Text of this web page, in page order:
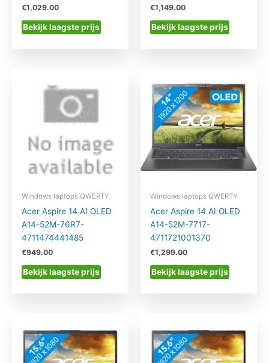
€1,029.00
Bekijk laagste prijs
€1,149.00
Bekijk laagste prijs
Windows laptops QWERTY
Acer Aspire 14 AI OLED
A14-52M-76R7-
4711474441485
€949.00
Bekijk laagste prijs
Windows laptops QWERTY
Acer Aspire 14 AI OLED
A14-52M-7717-
4711721001370
€1,299.00
Bekijk laagste prijs